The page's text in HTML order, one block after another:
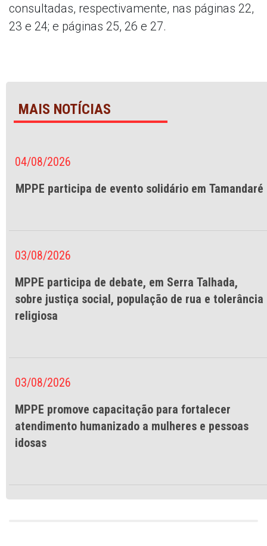
consultadas, respectivamente, nas páginas 22,
23 e 24; e páginas 25, 26 e 27.
MAIS NOTÍCIAS
04/08/2026
MPPE participa de evento solidário em Tamandaré
03/08/2026
MPPE participa de debate, em Serra Talhada,
sobre justiça social, população de rua e tolerância
religiosa
03/08/2026
MPPE promove capacitação para fortalecer
atendimento humanizado a mulheres e pessoas
idosas